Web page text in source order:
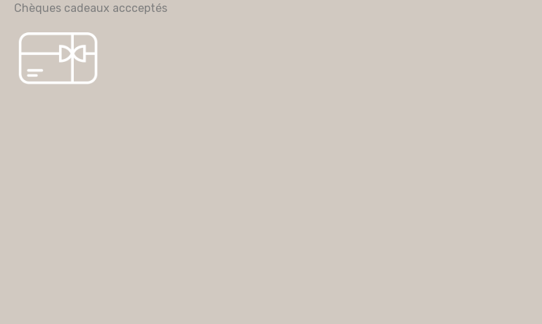
Chèques cadeaux accceptés